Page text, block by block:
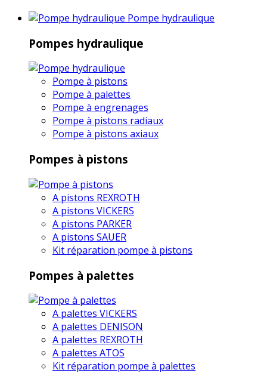
Pompe hydraulique
Pompes hydraulique
Pompe à pistons
Pompe à palettes
Pompe à engrenages
Pompe à pistons radiaux
Pompe à pistons axiaux
Pompes à pistons
A pistons REXROTH
A pistons VICKERS
A pistons PARKER
A pistons SAUER
Kit réparation pompe à pistons
Pompes à palettes
A palettes VICKERS
A palettes DENISON
A palettes REXROTH
A palettes ATOS
Kit réparation pompe à palettes